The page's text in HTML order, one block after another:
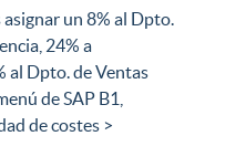
un 8% al Dpto.
24% a
al Dpto. de Ventas
de SAP B1,
de costes >